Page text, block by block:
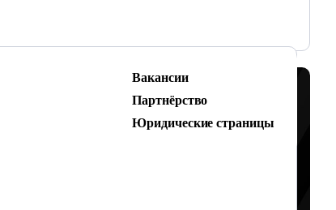
Разработка поддержка
Техническая поддержка сайтов
Вакансии
Партнёрство
Юридические страницы